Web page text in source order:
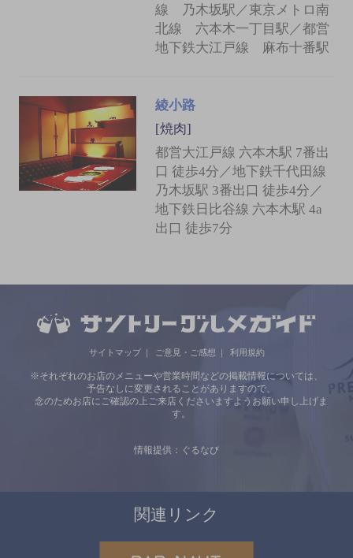
線 乃木坂駅／東京メトロ南
北線 六本木一丁目駅／都営
地下鉄大江戸線 麻布十番駅
綾小路
[焼肉]
都営大江戸線 六本木駅 7番出
口 徒歩4分／地下鉄千代田線
乃木坂駅 3番出口 徒歩4分／
地下鉄日比谷線 六本木駅 4a
出口 徒歩7分
サイトマップ ご意見・ご感想 利用規約
※それぞれのお店のメニューや営業時間などの掲載情報については、
予告なしに変更されることがありますので、
念のためお店にご確認の上ご来店くださいますようお願い申し上げま
す。
情報提供：ぐるなび
関連リンク